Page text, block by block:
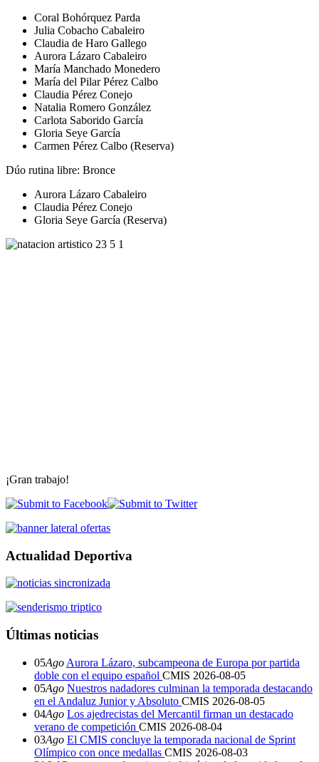
Coral Bohórquez Parda
Julia Cobacho Cabaleiro
Claudia de Haro Gallego
Aurora Lázaro Cabaleiro
María Manchado Monedero
María del Pilar Pérez Calbo
Claudia Pérez Conejo
Natalia Romero González
Carlota Saborido García
Gloria Seye García
Carmen Pérez Calbo (Reserva)
Dúo rutina libre: Bronce
Aurora Lázaro Cabaleiro
Claudia Pérez Conejo
Gloria Seye García (Reserva)
¡Gran trabajo!
Actualidad Deportiva
Últimas noticias
05Ago Aurora Lázaro, subcampeona de Europa por partida
doble con el equipo español CMIS 2026-08-05
05Ago Nuestros nadadores culminan la temporada destacando
en el Andaluz Junior y Absoluto CMIS 2026-08-05
04Ago Los ajedrecistas del Mercantil firman un destacado
verano de competición CMIS 2026-08-04
03Ago El CMIS concluye la temporada nacional de Sprint
Olímpico con once medallas CMIS 2026-08-03